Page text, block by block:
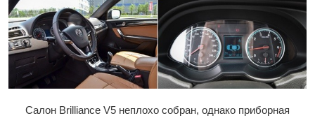
Салон Brilliance V5 неплохо собран, однако приборная